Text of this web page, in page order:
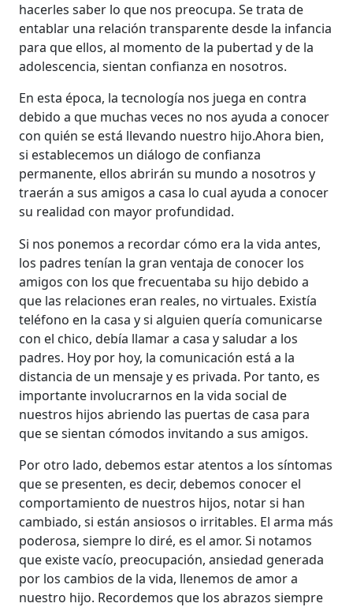
hacerles saber lo que nos preocupa. Se trata de
entablar una relación transparente desde la infancia
para que ellos, al momento de la pubertad y de la
adolescencia, sientan confianza en nosotros.
En esta época, la tecnología nos juega en contra
debido a que muchas veces no nos ayuda a conocer
con quién se está llevando nuestro hijo.Ahora bien,
si establecemos un diálogo de confianza
permanente, ellos abrirán su mundo a nosotros y
traerán a sus amigos a casa lo cual ayuda a conocer
su realidad con mayor profundidad.
Si nos ponemos a recordar cómo era la vida antes,
los padres tenían la gran ventaja de conocer los
amigos con los que frecuentaba su hijo debido a
que las relaciones eran reales, no virtuales. Existía
teléfono en la casa y si alguien quería comunicarse
con el chico, debía llamar a casa y saludar a los
padres. Hoy por hoy, la comunicación está a la
distancia de un mensaje y es privada. Por tanto, es
importante involucrarnos en la vida social de
nuestros hijos abriendo las puertas de casa para
que se sientan cómodos invitando a sus amigos.
Por otro lado, debemos estar atentos a los síntomas
que se presenten, es decir, debemos conocer el
comportamiento de nuestros hijos, notar si han
cambiado, si están ansiosos o irritables. El arma más
poderosa, siempre lo diré, es el amor. Si notamos
que existe vacío, preocupación, ansiedad generada
por los cambios de la vida, llenemos de amor a
nuestro hijo. Recordemos que los abrazos siempre